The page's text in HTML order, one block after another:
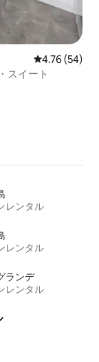
レビュー54
4.76 (54)
スイート
レンタル
レンタル
ランデ
レンタル